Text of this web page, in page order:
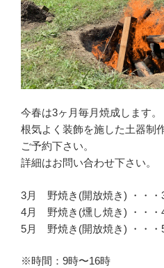
今春は3ヶ月毎月焼成します。
根気よく装飾を施した土器制
ご予約下さい。
詳細はお問い合わせ下さい。
3月 野焼き(開放焼き) ・・・
4月 野焼き(燻し焼き) ・・・
5月 野焼き(開放焼き) ・・・
※時間：9時〜16時